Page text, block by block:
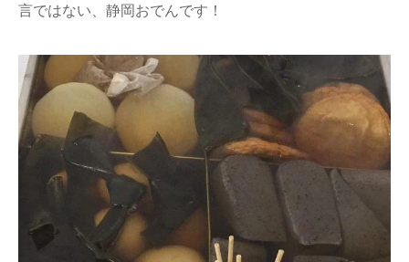
言ではない、静岡おでんです！